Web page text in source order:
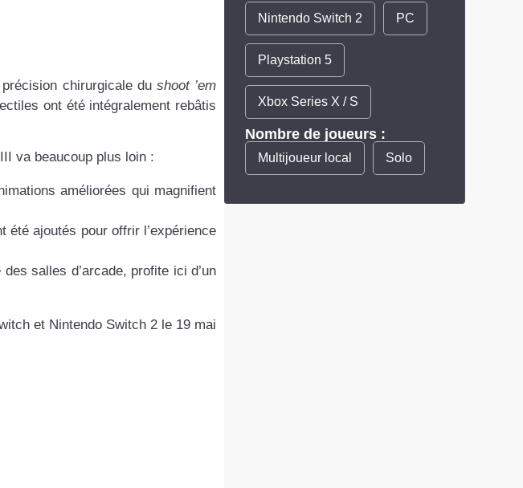
chirurgicale du shoot ’em
ont été intégralement rebâtis
va beaucoup plus loin :
améliorées qui magnifient
été ajoutés pour offrir l’expérience
salles d’arcade, profite ici d’un
et Nintendo Switch 2 le 19 mai
Nintendo Switch 2 PC
Playstation 5
Xbox Series X / S
Nombre de joueurs :
Multijoueur local Solo